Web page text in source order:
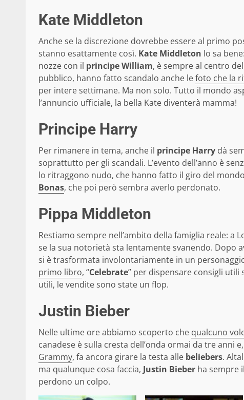
Kate Middleton
Anche se la discrezione dovrebbe essere al primo
stanno esattamente così. Kate Middleton lo sa
nozze con il principe William, è sempre al centro
pubblico, hanno fatto scandalo anche lefoto che la
per intere settimane. Ma non solo. Tutto il mondo
l’annuncio ufficiale, la bella Kate diventerà mamma!
Principe Harry
Per rimanere in tema, anche il principe Harry dà
soprattutto per gli scandali. L’evento dell’anno è
lo ritraggono nudo, che hanno fatto il giro del
Bonas, che poi però sembra averlo perdonato.
Pippa Middleton
Restiamo sempre nell’ambito della famiglia reale: a
se la sua notorietà sta lentamente svanendo. Dopo
si è trasformata involontariamente in un
primo libro, “Celebrate” per dispensare consigli
utili, le vendite sono state un flop.
Justin Bieber
Nelle ultime ore abbiamo scoperto che qualcuno
canadese è sulla cresta dell’onda ormai da tre anni
Grammy, fa ancora girare la testa alle beliebers.
ma qualunque cosa faccia, Justin Bieber ha sempre
perdono un colpo.